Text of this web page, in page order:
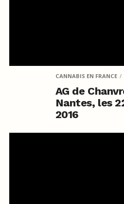
CANNABIS EN FRANCE
AG de
Nantes, les
2016